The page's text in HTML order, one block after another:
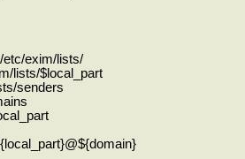
etc/exim/lists/
lists/$local_part
senders